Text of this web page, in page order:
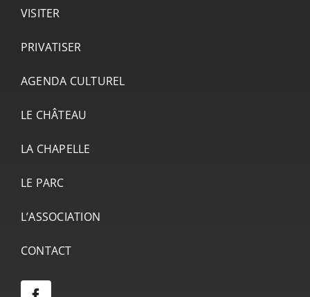
VISITER
PRIVATISER
AGENDA CULTUREL
LE CHÂTEAU
LA CHAPELLE
LE PARC
L’ASSOCIATION
CONTACT